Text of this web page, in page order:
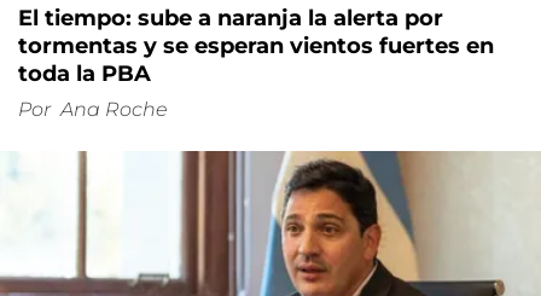
El tiempo: sube a naranja la alerta por
tormentas y se esperan vientos fuertes en
toda la PBA
Por Ana Roche